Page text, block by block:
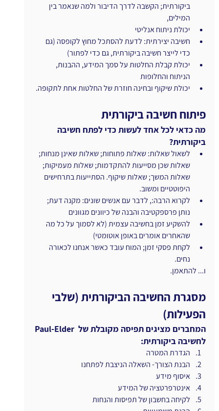
ביקורתית; הקשבה לדרך הדיבור ולמה שנאמר בין
המילים,
יכולת ניתוח אנליטי
חשיבה יצירתית: לדעת להסתכל מחוץ לקופסה (גם
כדי לייצר חשיבה ביקורתית, גם כדי לפתור)
יכולת קבלת החלטות על סמך המידע, ההבנות,
הניתוח והחלופות
יכולת שיקוף ובחינה חוזרת של החלטות אחת לתקופה.
פיתוח חשיבה ביקורתית
מה כדאי לכל אחד לעשות כדי לפתח חשיבה
ביקורתית?
לשאול שאלות: שאלות פתוחות; שאלות שאינן מנחות;
שאלות שכן מסייעות להתקדמות; שאלות מעמיקות;
שאלות המשך; שאלות שיקוף. הסתייעות בתרחישים
היפוטטיים ומשוב.
לקרוא הרבה:, לדבר עם אנשים שונים: מקנה דעת;
נותן פרספקטיבה והבנה של כיוונים מגוונים
להשקיע זמן בחשיבה עצמית (לא לסמוך על כל מה
שהאחרים אומרים באופן אוטומטי)
לקחת פסקי זמן; המוח עובד כאשר אנחנו לכאורה
נחים.
ו... להתאמן.
מסגרת החשיבה הביקורתית (שלבי
הפעילות)
לחשיבה ביקורתית:
הגדרת המטרה
הבנת הצורך- השאלה הניצבת לפתחנו
איסוף מידע
אינטרפרטציה של המידע
לקיחה בחשבון של תפיסות והנחות